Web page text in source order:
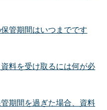
管期間はいつまでです
料を受け取るには何が必
期間を過ぎた場合、資料